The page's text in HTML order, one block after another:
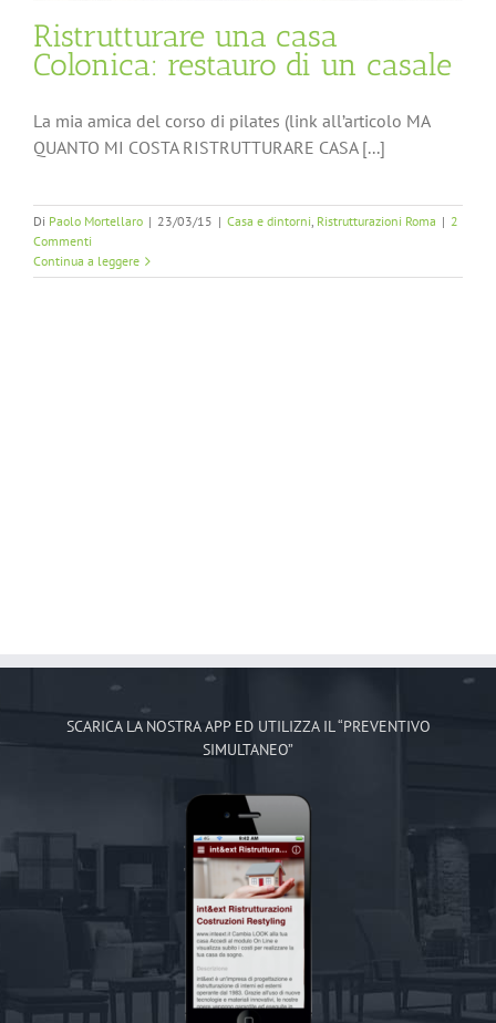
Ristrutturare una casa
Colonica: restauro di un casale
La mia amica del corso di pilates (link all’articolo MA
QUANTO MI COSTA RISTRUTTURARE CASA [...]
Di Paolo Mortellaro | 23/03/15 | Casa e dintorni, Ristrutturazioni Roma | 2
Commenti
Continua a leggere
SCARICA LA NOSTRA APP ED UTILIZZA IL “PREVENTIVO
SIMULTANEO”